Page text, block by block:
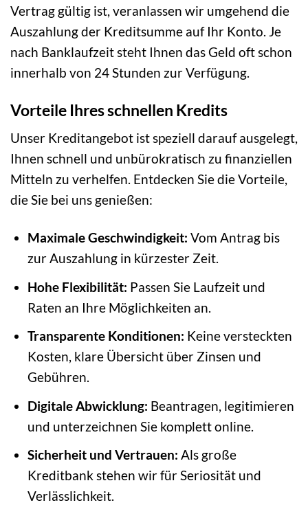
Vertrag gültig ist, veranlassen wir umgehend die
Auszahlung der Kreditsumme auf Ihr Konto. Je
nach Banklaufzeit steht Ihnen das Geld oft schon
innerhalb von 24 Stunden zur Verfügung.
Vorteile Ihres schnellen Kredits
Unser Kreditangebot ist speziell darauf ausgelegt,
Ihnen schnell und unbürokratisch zu finanziellen
Mitteln zu verhelfen. Entdecken Sie die Vorteile,
die Sie bei uns genießen:
Maximale Geschwindigkeit: Vom Antrag bis
zur Auszahlung in kürzester Zeit.
Hohe Flexibilität: Passen Sie Laufzeit und
Raten an Ihre Möglichkeiten an.
Transparente Konditionen: Keine versteckten
Kosten, klare Übersicht über Zinsen und
Gebühren.
Digitale Abwicklung: Beantragen, legitimieren
und unterzeichnen Sie komplett online.
Sicherheit und Vertrauen: Als große
Kreditbank stehen wir für Seriosität und
Verlässlichkeit.